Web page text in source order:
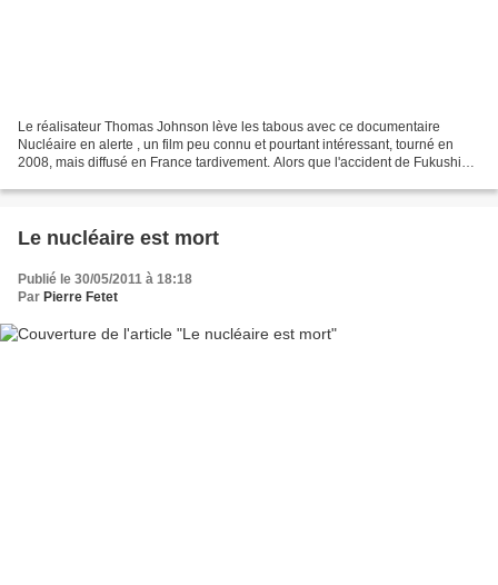
Le réalisateur Thomas Johnson lève les tabous avec ce documentaire
Nucléaire en alerte , un film peu connu et pourtant intéressant, tourné en
2008, mais diffusé en France tardivement. Alors que l'accident de Fukushima
Le nucléaire est mort
Publié le 30/05/2011 à 18:18
Par Pierre Fetet